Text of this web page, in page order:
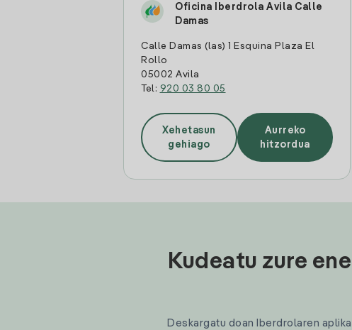
Oficina Iberdrola Avila Calle
Damas
Calle Damas (las) 1 Esquina Plaza El
Rollo
05002 Avila
Tel: 920 03 80 05
Xehetasun
gehiago
Aurreko
hitzordua
Kudeatu zure
Deskargatu doan Iberdrolaren